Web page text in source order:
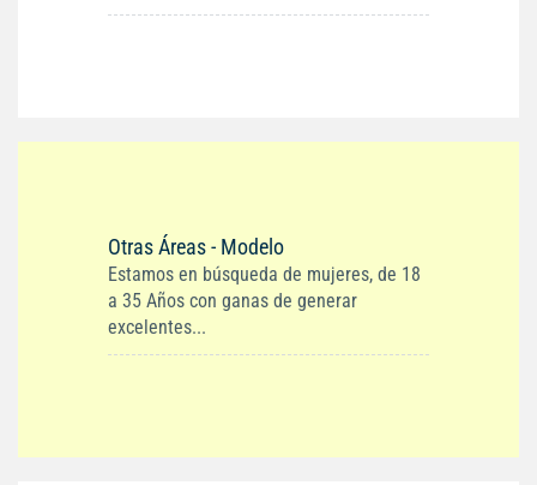
Otras Áreas - Modelo
Estamos en búsqueda de mujeres, de 18
a 35 Años con ganas de generar
excelentes...